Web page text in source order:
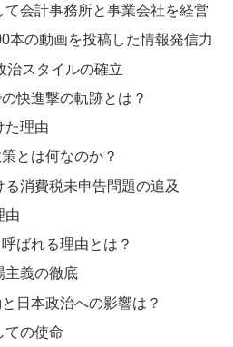
会計事務所と事業会社を経営
本の動画を投稿した情報発信力
治スタイルの確立
快進撃の軌跡とは？
た理由
とは何なのか？
消費税未申告問題の追及
由
ばれる理由とは？
主義の徹底
日本政治への影響は？
ての使命